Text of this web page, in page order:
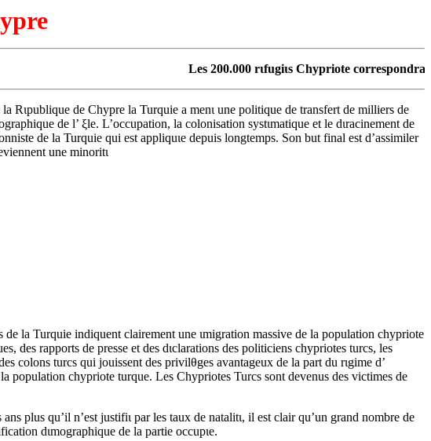
Les 200.000 rιfugiιs Chypriote correspondraient
Rιpublique de Chypre la Turquie a menι une politique de transfert de milliers de
de l’ ξle. L’occupation, la colonisation systιmatique et le dιracinement de
de la Turquie qui est appliquιe depuis longtemps. Son but final est d’assimiler
une minoritι
de la Turquie indiquent clairement une ιmigration massive de la population chypriote
des rapports de presse et des dιclarations des politiciens chypriotes turcs, les
colons turcs qui jouissent des privilθges avantageux de la part du rιgime d’
population chypriote turque. Les Chypriotes Turcs sont devenus des victimes de
plus qu’il n’est justifiι par les taux de natalitι, il est clair qu’un grand nombre de
dιmographique de la partie occupιe.